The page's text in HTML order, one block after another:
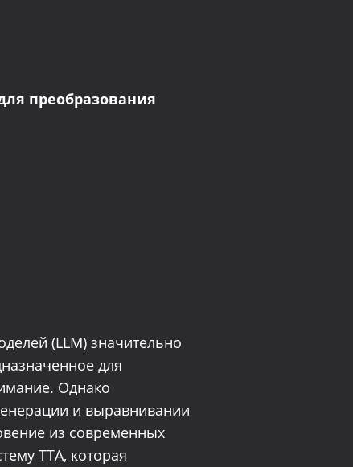
преобразования
(LLM) значительно
для
Однако
и выравнивании
из современных
TTA, которая